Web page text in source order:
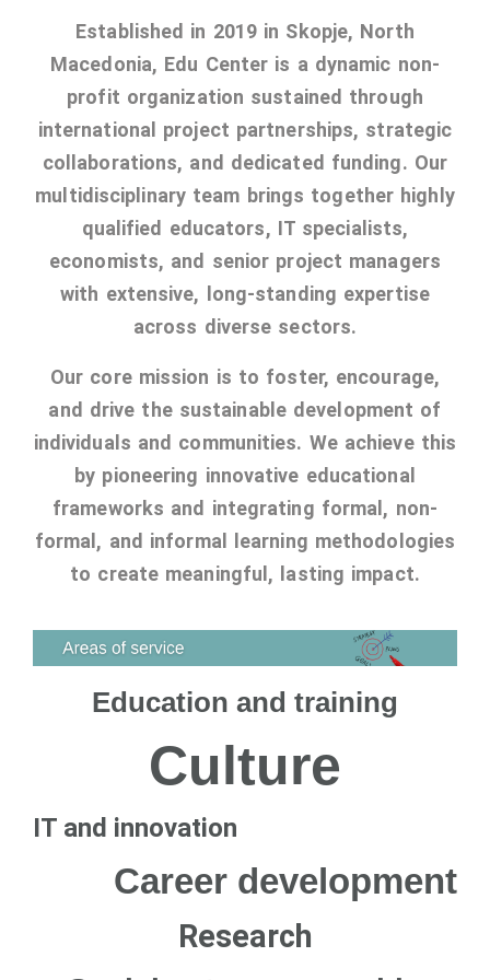
Applied Arts Skopje, Photography – Day 1 |
The MARATHON
Applied Arts Skopje, Photography – Day 2 |
Orienteering
Applied Arts Skopje, Photography – Day 3 |
FRIENDLY MATCH
Applied Arts Skopje, Photography – Day 4 |
BASE CAMP
Applied Arts Skopje, Photography – Day 5 |
HOME RUN
CULTART project
Coming Soon: A Cultural Revolution Begins!
Cultart Book
CultArt in the News
Cultart Cities
Festivals Programme | Day 1 & 2
Festivals Programme | Day 3 & 4
Festivals Programme | Day 5
Austria Vienna
Visual Arts Programme | Day 1 & 2
Visual Arts Programme | Day 3 & 4
Visual Arts Programme | Day 5
Established in 2019 in Skopje, North
Macedonia, Edu Center is a dynamic non-
profit organization sustained through
international project partnerships, strategic
collaborations, and dedicated funding. Our
multidisciplinary team brings together highly
qualified educators, IT specialists,
economists, and senior project managers
with extensive, long-standing expertise
across diverse sectors.
Our core mission is to foster, encourage,
and drive the sustainable development of
individuals and communities. We achieve this
by pioneering innovative educational
frameworks and integrating formal, non-
formal, and informal learning methodologies
to create meaningful, lasting impact.
Education and training
Culture
IT and innovation
Career development
Research